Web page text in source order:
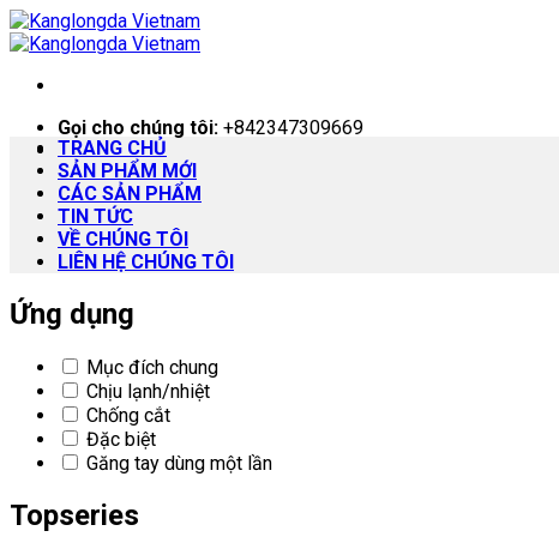
Skip
to
Gọi cho chúng tôi: +842347309669
TRANG CHỦ
SẢN PHẨM MỚI
CÁC SẢN PHẨM
TIN TỨC
VỀ CHÚNG TÔI
LIÊN HỆ CHÚNG TÔI
Ứng dụng
Mục đích chung
Chịu lạnh/nhiệt
Chống cắt
Đặc biệt
Găng tay dùng một lần
Topseries